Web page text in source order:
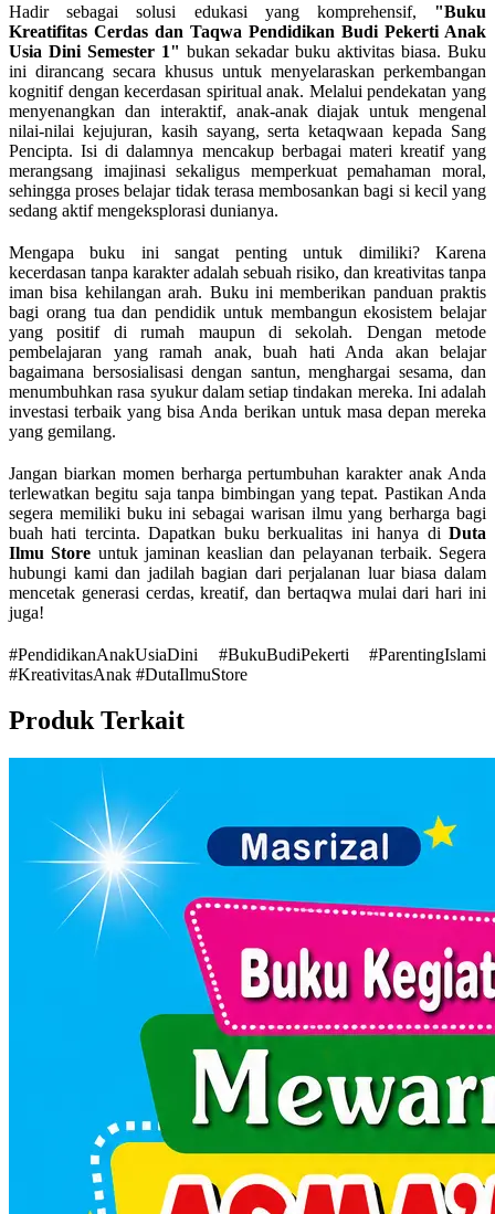
Hadir sebagai solusi edukasi yang komprehensif, "Buku
Kreatifitas Cerdas dan Taqwa Pendidikan Budi Pekerti Anak
Usia Dini Semester 1" bukan sekadar buku aktivitas biasa. Buku
ini dirancang secara khusus untuk menyelaraskan perkembangan
kognitif dengan kecerdasan spiritual anak. Melalui pendekatan yang
menyenangkan dan interaktif, anak-anak diajak untuk mengenal
nilai-nilai kejujuran, kasih sayang, serta ketaqwaan kepada Sang
Pencipta. Isi di dalamnya mencakup berbagai materi kreatif yang
merangsang imajinasi sekaligus memperkuat pemahaman moral,
sehingga proses belajar tidak terasa membosankan bagi si kecil yang
sedang aktif mengeksplorasi dunianya.
Mengapa buku ini sangat penting untuk dimiliki? Karena
kecerdasan tanpa karakter adalah sebuah risiko, dan kreativitas tanpa
iman bisa kehilangan arah. Buku ini memberikan panduan praktis
bagi orang tua dan pendidik untuk membangun ekosistem belajar
yang positif di rumah maupun di sekolah. Dengan metode
pembelajaran yang ramah anak, buah hati Anda akan belajar
bagaimana bersosialisasi dengan santun, menghargai sesama, dan
menumbuhkan rasa syukur dalam setiap tindakan mereka. Ini adalah
investasi terbaik yang bisa Anda berikan untuk masa depan mereka
yang gemilang.
Jangan biarkan momen berharga pertumbuhan karakter anak Anda
terlewatkan begitu saja tanpa bimbingan yang tepat. Pastikan Anda
segera memiliki buku ini sebagai warisan ilmu yang berharga bagi
buah hati tercinta. Dapatkan buku berkualitas ini hanya di Duta
Ilmu Store untuk jaminan keaslian dan pelayanan terbaik. Segera
hubungi kami dan jadilah bagian dari perjalanan luar biasa dalam
mencetak generasi cerdas, kreatif, dan bertaqwa mulai dari hari ini
juga!
#PendidikanAnakUsiaDini #BukuBudiPekerti #ParentingIslami
#KreativitasAnak #DutaIlmuStore
Produk Terkait